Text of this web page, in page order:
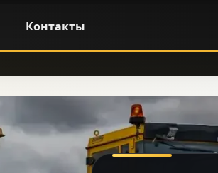
Контакты